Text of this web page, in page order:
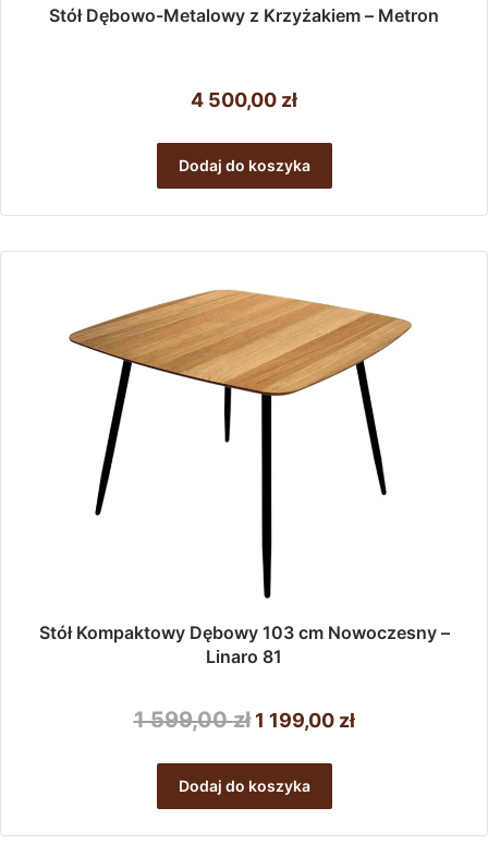
Stół Dębowo-Metalowy z Krzyżakiem – Metron
4 500,00 zł
Dodaj do koszyka
Stół Kompaktowy Dębowy 103 cm Nowoczesny –
Linaro 81
1 599,00zł Pierwotna
wynosiła:
1
599,00 zł.
1 199,00 złAktualna
199,00 zł.
Dodaj do koszyka